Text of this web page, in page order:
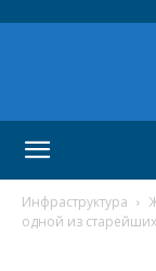
Инфраструктура
одной из